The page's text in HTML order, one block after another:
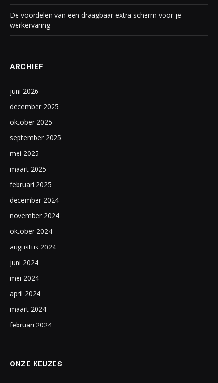
De voordelen van een draagbaar extra scherm voor je
werkervaring
ARCHIEF
juni 2026
december 2025
oktober 2025
september 2025
mei 2025
maart 2025
februari 2025
december 2024
november 2024
oktober 2024
augustus 2024
juni 2024
mei 2024
april 2024
maart 2024
februari 2024
ONZE KEUZES